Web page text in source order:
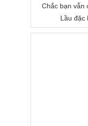
Chắc bạn vẫn
Lầu đặc